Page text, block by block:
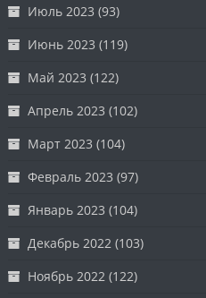
Июль 2023 (93)
Июнь 2023 (119)
Май 2023 (122)
Апрель 2023 (102)
Март 2023 (104)
Февраль 2023 (97)
Январь 2023 (104)
Декабрь 2022 (103)
Ноябрь 2022 (122)